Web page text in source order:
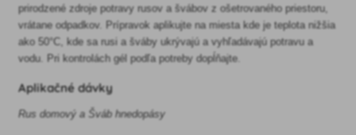
prirodzené zdroje potravy rusov a švábov z ošetrovaného priestoru,
vrátane odpadkov. Prípravok aplikujte na miesta kde je teplota nižšia
ako 50°C, kde sa rusi a šváby ukrývajú a vyhľadávajú potravu a
vodu. Pri kontrolách gél podľa potreby dopĺňajte.
Aplikačné dávky
Rus domový a Šváb hnedopásy